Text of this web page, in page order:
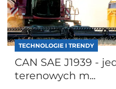
TECHNOLOGIE I TRENDY
CAN SAE J1939 -
terenowych m...